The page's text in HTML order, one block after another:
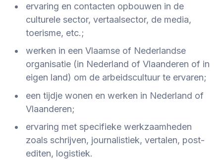
ervaring en contacten opbouwen in de
culturele sector, vertaalsector, de media,
toerisme, etc.;
werken in een Vlaamse of Nederlandse
organisatie (in Nederland of Vlaanderen of in
eigen land) om de arbeidscultuur te ervaren;
een tijdje wonen en werken in Nederland of
Vlaanderen;
ervaring met specifieke werkzaamheden
zoals schrijven, journalistiek, vertalen, post-
editen, logistiek.